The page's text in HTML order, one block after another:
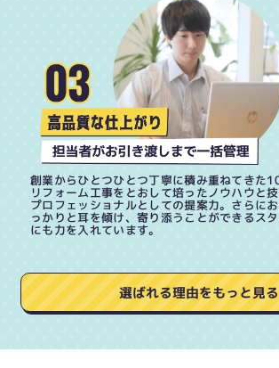
創業からひとつひとつ丁寧に積み重ねてきた
リフォーム工事をとおして培ったノウハウと
プロフェッショナルとしての提案力。さらに
っかりと耳を傾け、寄り添うことができるス
にも力を入れています。
選ばれる理由をもっと見る